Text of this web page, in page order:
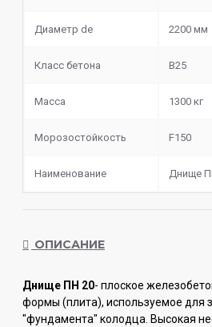
Диаметр de 2200 мм
Класс бетона B25
Масса 1300 кг
Морозостойкость F150
Наименование Днище
ОПИСАНИЕ
Днище ПН 20- плоское
формы (плита), используемое для
"фундамента" колодца. Высокая